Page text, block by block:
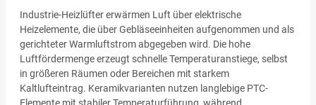
Industrie-Heizlüfter erwärmen Luft über elektrische
Heizelemente, die über Gebläseeinheiten aufgenommen und als
gerichteter Warmluftstrom abgegeben wird. Die hohe
Luftfördermenge erzeugt schnelle Temperaturanstiege, selbst
in größeren Räumen oder Bereichen mit starkem
Kaltlufteintrag. Keramikvarianten nutzen langlebige PTC-
Elemente mit stabiler Temperaturführung, während